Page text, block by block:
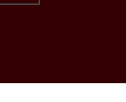
bei Vimeo